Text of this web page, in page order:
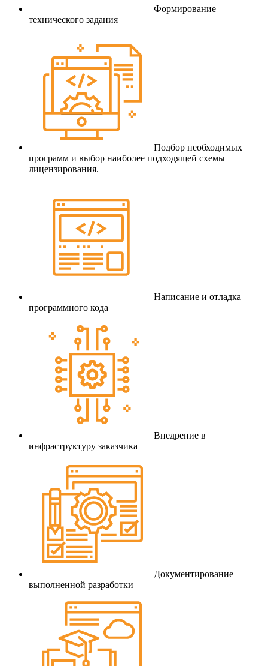
Формирование
технического задания
Подбор необходимых
программ и выбор наиболее подходящей схемы
лицензирования.
Написание и отладка
программного кода
Внедрение в
инфраструктуру заказчика
Документирование
выполненной разработки